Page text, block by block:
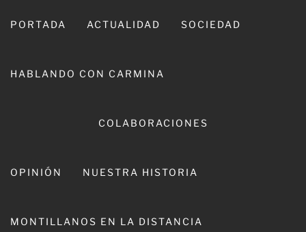
PORTADA ACTUALIDAD SOCIEDAD
HABLANDO CON CARMINA
COLABORACIONES
OPINIÓN NUESTRA HISTORIA
MONTILLANOS EN LA DISTANCIA